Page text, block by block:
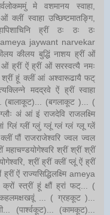
मे वशमानय स्वाहा,
क्लीं स्वाहा उच्छिष्टमातङ्गि,
ह्रीं ठः ठः ठः
ameya jaywant narvekar
कीलय बुद्धिं नाशय ह्रीं ओं
ओं ह्रीं ऐं ह्रीं ओं सरस्वत्यै नमः
श्रीं हूं क्लीं आं अश्वारूढायै फट्
मदद्रवे ऐं ह्रीं स्वाहा
(बालाकूट)... (बगलाकूट )... (
अं आं इं राजदेवि राजलक्ष्मि
ग्लीं ग्लुं ग्लूं ग्लं ग्लं ग्लू ग्लें
पौं राजराजेश्वरि ज्वल ज्वल
महाचण्डयोगेश्वरि श्रीं श्रीं श्रीं
श्रीं ह्रीं क्लीं प्लूं ऐं ह्रीं
ह्रीं ऐं राज्यसिद्धिलक्ष्मि ameya
स्त्रीं हूं क्षौं ह्रां फट्... (
... ( ग्रहकूट )...
(पार्श्वकूट)... (कामकूट)...